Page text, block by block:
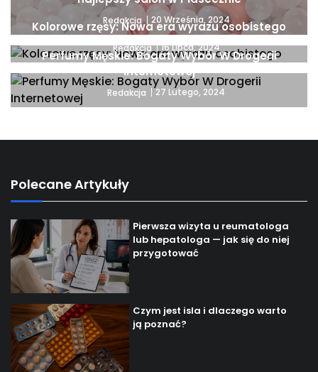
Redakcja 20 Września, 2024
Kolorowe rzęsy: Nowa era wyrazu osobistego
Redakcja 16 Lipca, 2024
Perfumy Męskie: Bogaty Wybór W Drogerii
Internetowej
Redakcja 27 Lutego, 2024
Polecane Artykuły
Pierwsza wizyta u reumatologa
lub hepatologa — jak się do niej
przygotować
Czym jest isla i dlaczego warto
ją poznać?